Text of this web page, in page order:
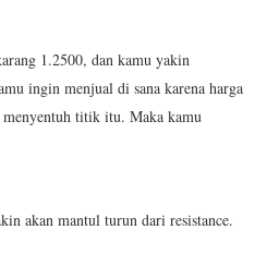
1.2500, dan kamu yakin
ingin menjual di sana karena harga
titik itu. Maka kamu
akan mantul turun dari resistance.